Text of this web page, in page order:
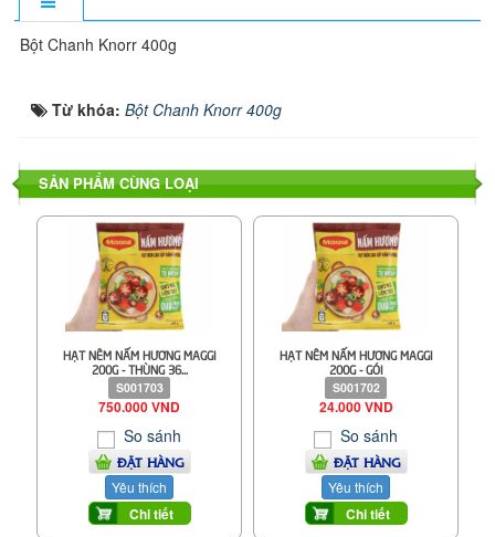
Bột Chanh Knorr 400g
Từ khóa: Bột Chanh Knorr 400g
SẢN PHẨM CÙNG LOẠI
HẠT NÊM NẤM HƯƠNG MAGGI
200G - THÙNG 36...
S001703
750.000 VND
So sánh
ĐẶT HÀNG
Yêu thích
Chi tiết
HẠT NÊM NẤM HƯƠNG MAGGI
200G - GÓI
S001702
24.000 VND
So sánh
ĐẶT HÀNG
Yêu thích
Chi tiết